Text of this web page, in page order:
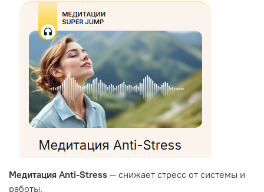
Медитация Anti-Stress — снижает стресс от системы и
работы.